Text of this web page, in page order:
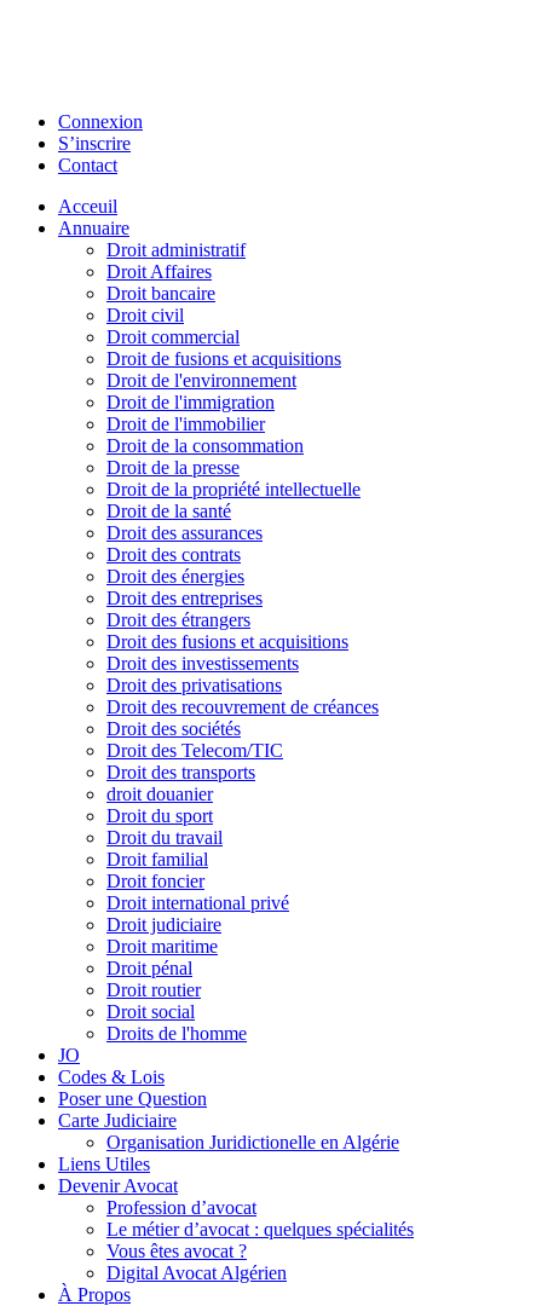
Connexion
S’inscrire
Contact
Acceuil
Annuaire
Droit administratif
Droit Affaires
Droit bancaire
Droit civil
Droit commercial
Droit de fusions et acquisitions
Droit de l'environnement
Droit de l'immigration
Droit de l'immobilier
Droit de la consommation
Droit de la presse
Droit de la propriété intellectuelle
Droit de la santé
Droit des assurances
Droit des contrats
Droit des énergies
Droit des entreprises
Droit des étrangers
Droit des fusions et acquisitions
Droit des investissements
Droit des privatisations
Droit des recouvrement de créances
Droit des sociétés
Droit des Telecom/TIC
Droit des transports
droit douanier
Droit du sport
Droit du travail
Droit familial
Droit foncier
Droit international privé
Droit judiciaire
Droit maritime
Droit pénal
Droit routier
Droit social
Droits de l'homme
JO
Codes & Lois
Poser une Question
Carte Judiciaire
Organisation Juridictionelle en Algérie
Liens Utiles
Devenir Avocat
Profession d’avocat
Le métier d’avocat : quelques spécialités
Vous êtes avocat ?
Digital Avocat Algérien
À Propos